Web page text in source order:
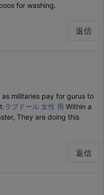
for washing.
返信
militaries pay for gurus to
ラブドール 女性 用 Within a
They are doing this
返信